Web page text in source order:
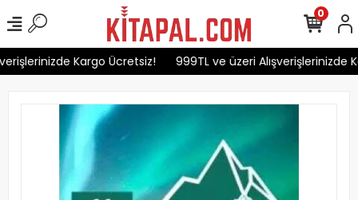
Kargo Ücretsiz! 999TL ve üzeri Alışverişlerinizde
0